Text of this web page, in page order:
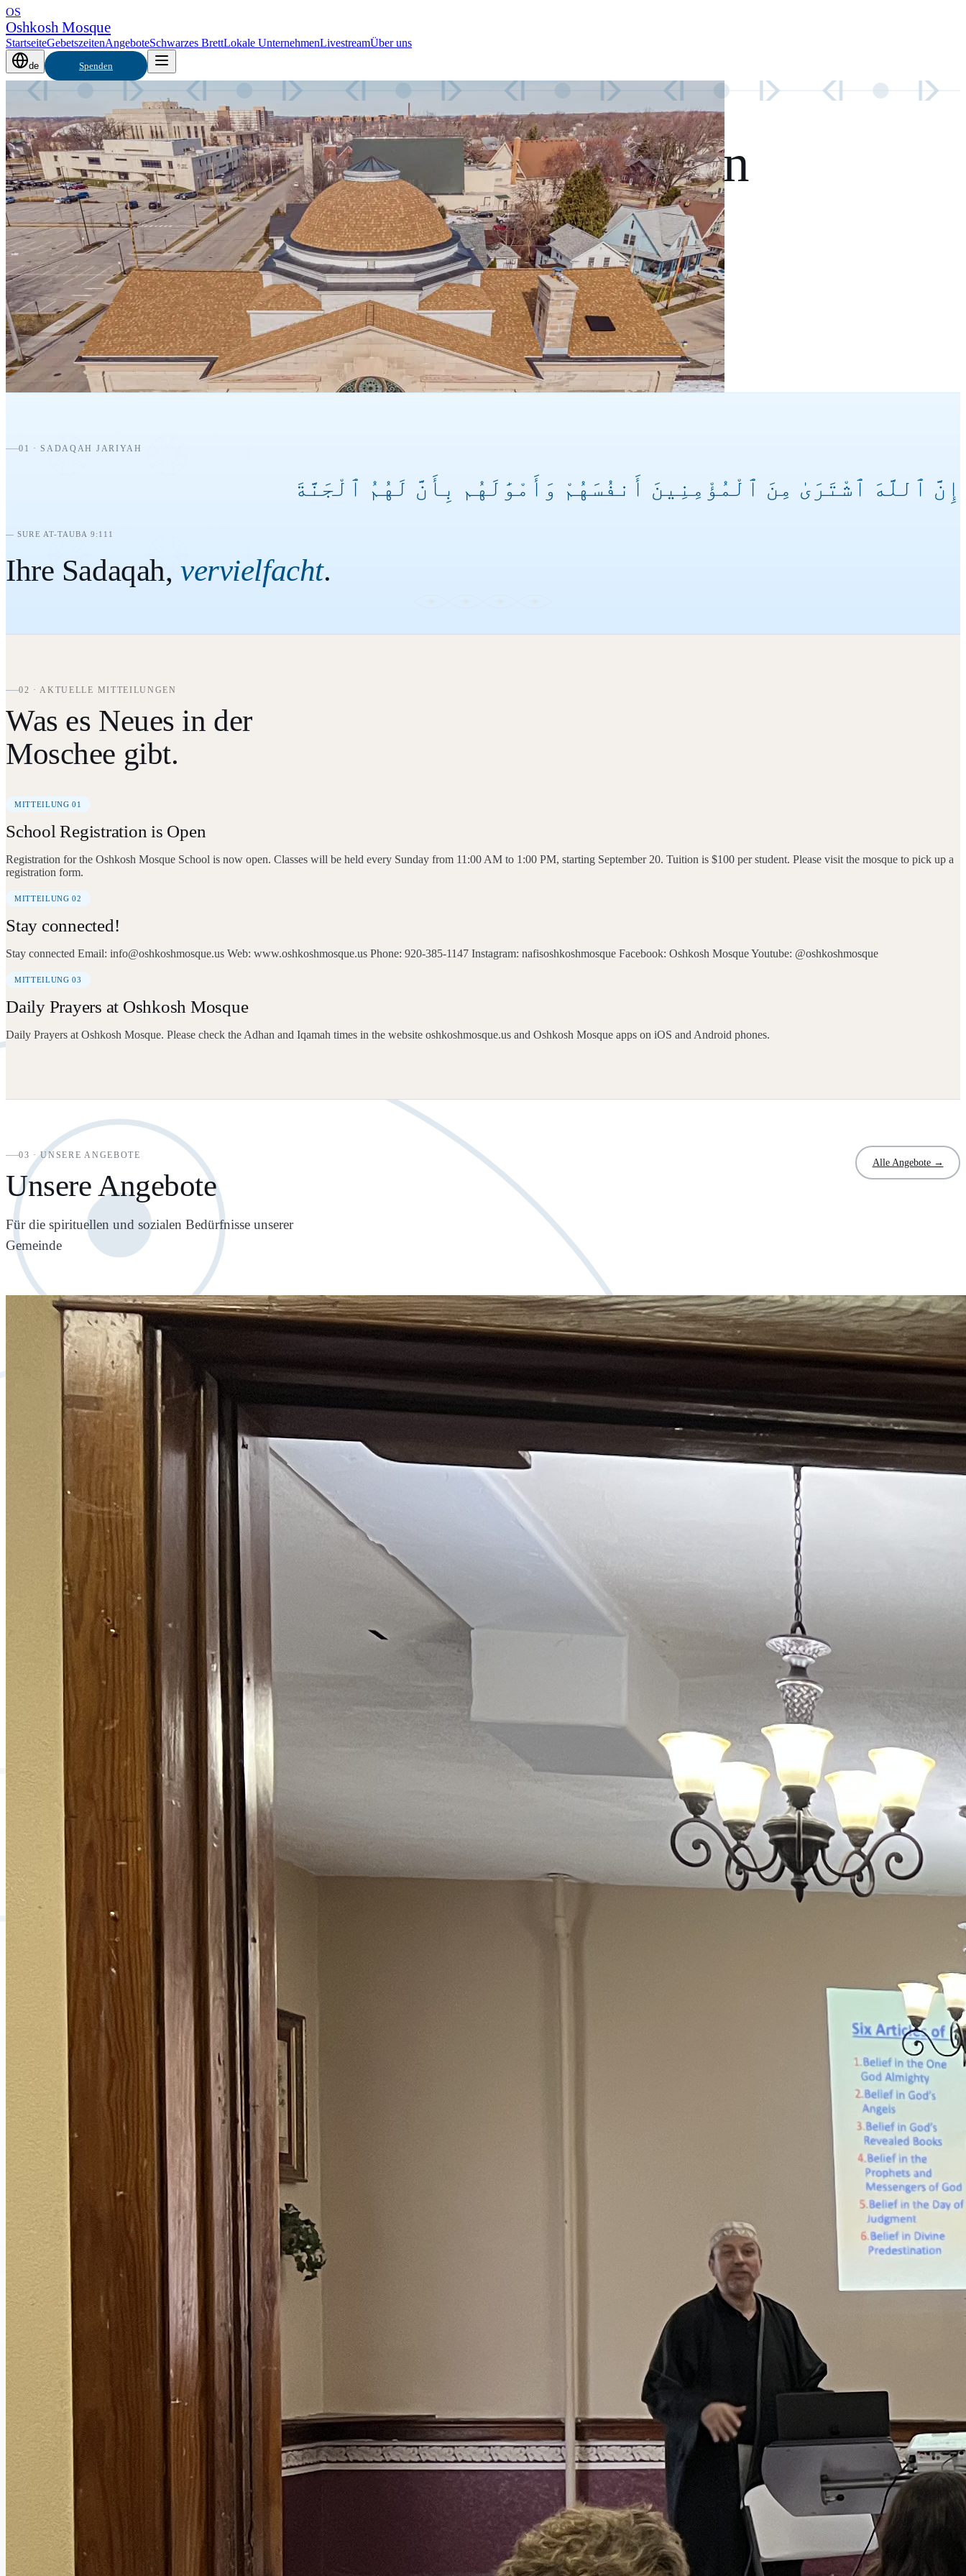
OS
Oshkosh Mosque
StartseiteGebetszeitenAngeboteSchwarzes BrettLokale UnternehmenLivestreamÜber uns
de Spenden
AS-SALĀMU ʿALAYKUM · OSHKOSH MOSQUE
Allahs Versprechen an die Gläubigen
Ein Ort für Gebet, Lernen und Gemeinschaft — täglich geöffnet für die fünf
Gebete, Jumuʿah und saisonale Programme.
Gebetszeiten → Jetzt spenden
VORGESTELLTER SPONSOR
1Dream 1Clean LLC
Adresse
138 Church Ave Oshkosh, WI 54901
Telefon
920-385-1147
E-Mail
info@oshkoshmosque.us
01 · SADAQAH JARIYAH
إِنَّ ٱللَّهَ ٱشْتَرَىٰ مِنَ ٱلْمُؤْمِنِينَ أَنفُسَهُمْ وَأَمْوَٰلَهُم بِأَنَّ لَهُمُ ٱلْجَنَّةَ
— SURE AT-TAUBA 9:111
Ihre Sadaqah, vervielfacht.
02 · AKTUELLE MITTEILUNGEN
Was es Neues in der
Moschee gibt.
MITTEILUNG 01
School Registration is Open
Registration for the Oshkosh Mosque School is now open. Classes will be held every Sunday from 11:00 AM to 1:00 PM, starting September 20. Tuition is $100 per student. Please visit the mosque to pick up a
registration form.
MITTEILUNG 02
Stay connected!
Stay connected Email: info@oshkoshmosque.us Web: www.oshkoshmosque.us Phone: 920-385-1147 Instagram: nafisoshkoshmosque Facebook: Oshkosh Mosque Youtube: @oshkoshmosque
MITTEILUNG 03
Daily Prayers at Oshkosh Mosque
Daily Prayers at Oshkosh Mosque. Please check the Adhan and Iqamah times in the website oshkoshmosque.us and Oshkosh Mosque apps on iOS and Android phones.
03 · UNSERE ANGEBOTE
Unsere Angebote
Für die spirituellen und sozialen Bedürfnisse unserer
Gemeinde
Alle Angebote →